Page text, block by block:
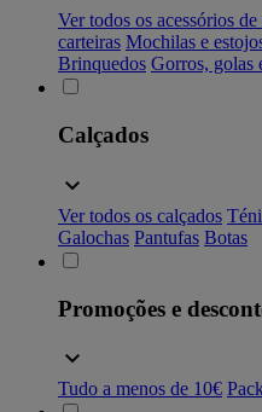
Ver todos os acessórios de
carteiras Mochilas e
Brinquedos Gorros, golas
Calçados
Ver todos os calçados
Galochas Pantufas Botas
Promoções e
Tudo a menos de 10€